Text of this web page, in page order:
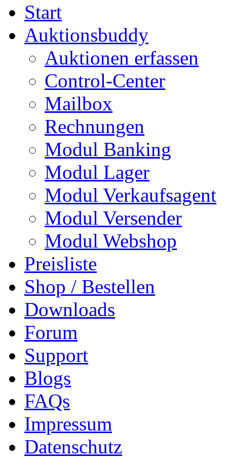
Start
Auktionsbuddy
Auktionen erfassen
Control-Center
Mailbox
Rechnungen
Modul Banking
Modul Lager
Modul Verkaufsagent
Modul Versender
Modul Webshop
Preisliste
Shop / Bestellen
Downloads
Forum
Support
Blogs
FAQs
Impressum
Datenschutz